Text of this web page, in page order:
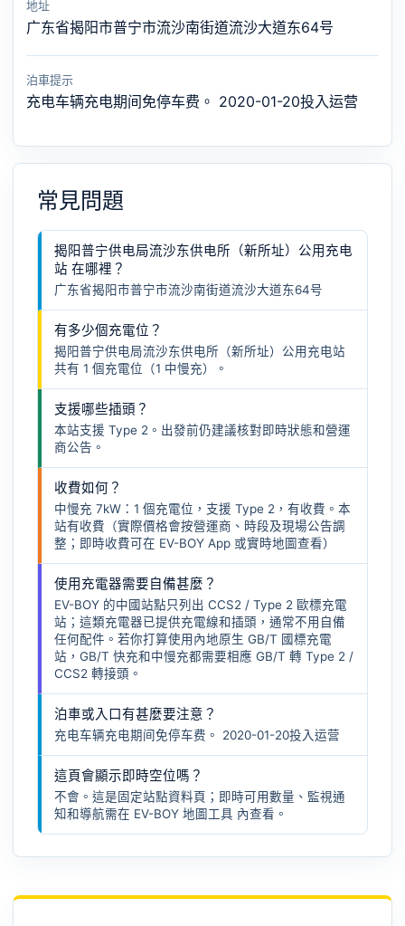
地址
广东省揭阳市普宁市流沙南街道流沙大道东64号
泊車提示
充电车辆充电期间免停车费。 2020-01-20投入运营
常見問題
揭阳普宁供电局流沙东供电所（新所址）公用充电
站 在哪裡？
广东省揭阳市普宁市流沙南街道流沙大道东64号
有多少個充電位？
揭阳普宁供电局流沙东供电所（新所址）公用充电站
共有 1 個充電位（1 中慢充）。
支援哪些插頭？
本站支援 Type 2。出發前仍建議核對即時狀態和營運
商公告。
收費如何？
中慢充 7kW：1 個充電位，支援 Type 2，有收費。本
站有收費（實際價格會按營運商、時段及現場公告調
整；即時收費可在 EV-BOY App 或實時地圖查看）
使用充電器需要自備甚麼？
EV-BOY 的中國站點只列出 CCS2 / Type 2 歐標充電
站；這類充電器已提供充電線和插頭，通常不用自備
任何配件。若你打算使用內地原生 GB/T 國標充電
站，GB/T 快充和中慢充都需要相應 GB/T 轉 Type 2 /
CCS2 轉接頭 。
泊車或入口有甚麼要注意？
充电车辆充电期间免停车费。 2020-01-20投入运营
這頁會顯示即時空位嗎？
不會。這是固定站點資料頁；即時可用數量、監視通
知和導航需在 EV-BOY 地圖工具 內查看。